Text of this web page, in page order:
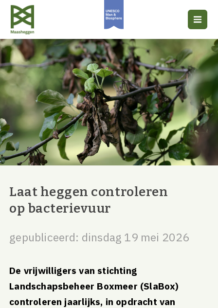
Laat heggen controleren
op bacterievuur
gepubliceerd: dinsdag 19 mei 2026
De vrijwilligers van stichting
Landschapsbeheer Boxmeer (SlaBox)
controleren jaarlijks, in opdracht van